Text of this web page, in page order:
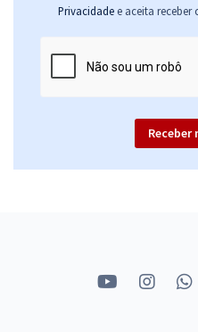
Privacidade e aceita
Receber